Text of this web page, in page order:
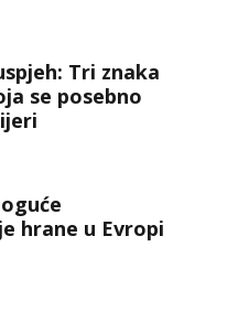
Tri znaka
se posebno
hrane u Evropi